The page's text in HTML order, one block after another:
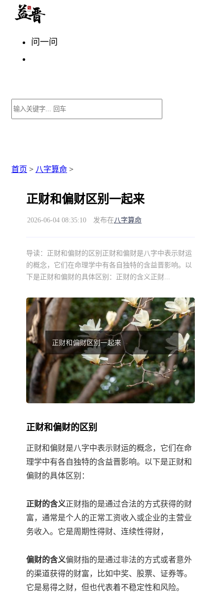
问一问
首页 > 八字算命 >
正财和偏财区别一起来
2026-06-04 08:35:10 发布在八字算命
导读：
正财和偏财的区别正财和偏财是八字中表示财运
的概念，它们在命理学中有各自独特的含益晋影响。以
下是正财和偏财的具体区别：正财的含义正财...
正财和偏财的区别
正财和偏财是八字中表示财运的概念，它们在命
理学中有各自独特的含益晋影响。以下是正财和
偏财的具体区别：
正财的含义正财指的是通过合法的方式获得的财
富，通常是个人的正常工资收入或企业的主营业
务收入。它是周期性得财、连续性得财，
偏财的含义偏财指的是通过非法的方式或者意外
的渠道获得的财富，比如中奖、股票、证券等。
它是易得之财，但也代表着不稳定性和风险。